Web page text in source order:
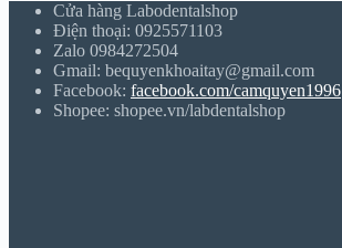
Cửa hàng Labodentalshop
Điện thoại: 0925571103
Zalo 0984272504
Gmail: bequyenkhoaitay@gmail.com
Facebook: facebook.com/camquyen1996
Shopee: shopee.vn/labdentalshop